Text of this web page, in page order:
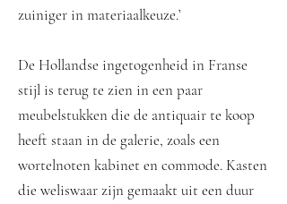
zuiniger in materiaalkeuze.’
De Hollandse ingetogenheid in Franse
stijl is terug te zien in een paar
meubelstukken die de antiquair te koop
heeft staan in de galerie, zoals een
wortelnoten kabinet en commode. Kasten
die weliswaar zijn gemaakt uit een duur